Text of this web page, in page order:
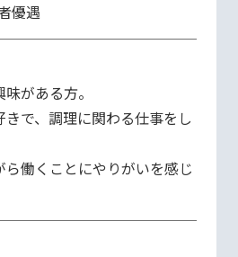
優遇
がある方。
で、調理に関わる仕事をし
働くことにやりがいを感じ